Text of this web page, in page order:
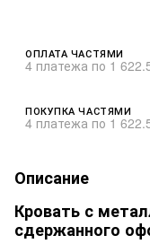
ОПЛАТА ЧАСТЯМИ
4 платежа по 1
ПОКУПКА ЧАСТЯМИ
4 платежа по 1
Описание
Кровать с
сдержанного